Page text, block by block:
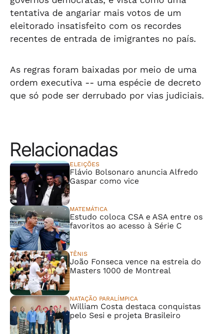
tentativa de angariar mais votos de um
eleitorado insatisfeito com os recordes
recentes de entrada de imigrantes no país.
As regras foram baixadas por meio de uma
ordem executiva -- uma espécie de decreto
que só pode ser derrubado por vias judiciais.
Relacionadas
ELEIÇÕES
Flávio Bolsonaro anuncia Alfredo
Gaspar como vice
MATEMÁTICA
Estudo coloca CSA e ASA entre os
favoritos ao acesso à Série C
TÊNIS
João Fonseca vence na estreia do
Masters 1000 de Montreal
NATAÇÃO PARALÍMPICA
William Costa destaca conquistas
pelo Sesi e projeta Brasileiro